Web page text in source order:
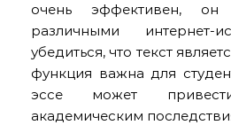
очень эффективен,
различными интернет-
убедиться, что текст
функция важна для
эссе может
академическим